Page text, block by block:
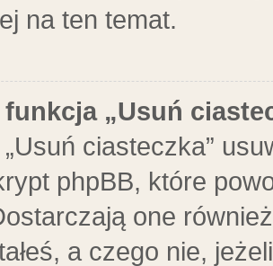
na ten temat.
„Usuń
ciasteczka”
phpBB, które
one
a czego nie,